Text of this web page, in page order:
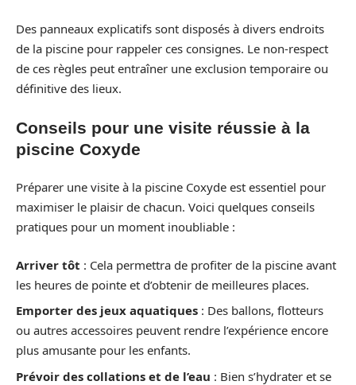
Des panneaux explicatifs sont disposés à divers endroits
de la piscine pour rappeler ces consignes. Le non-respect
de ces règles peut entraîner une exclusion temporaire ou
définitive des lieux.
Conseils pour une visite réussie à la
piscine Coxyde
Préparer une visite à la piscine Coxyde est essentiel pour
maximiser le plaisir de chacun. Voici quelques conseils
pratiques pour un moment inoubliable :
Arriver tôt : Cela permettra de profiter de la piscine avant
les heures de pointe et d’obtenir de meilleures places.
Emporter des jeux aquatiques : Des ballons, flotteurs
ou autres accessoires peuvent rendre l’expérience encore
plus amusante pour les enfants.
Prévoir des collations et de l’eau : Bien s’hydrater et se